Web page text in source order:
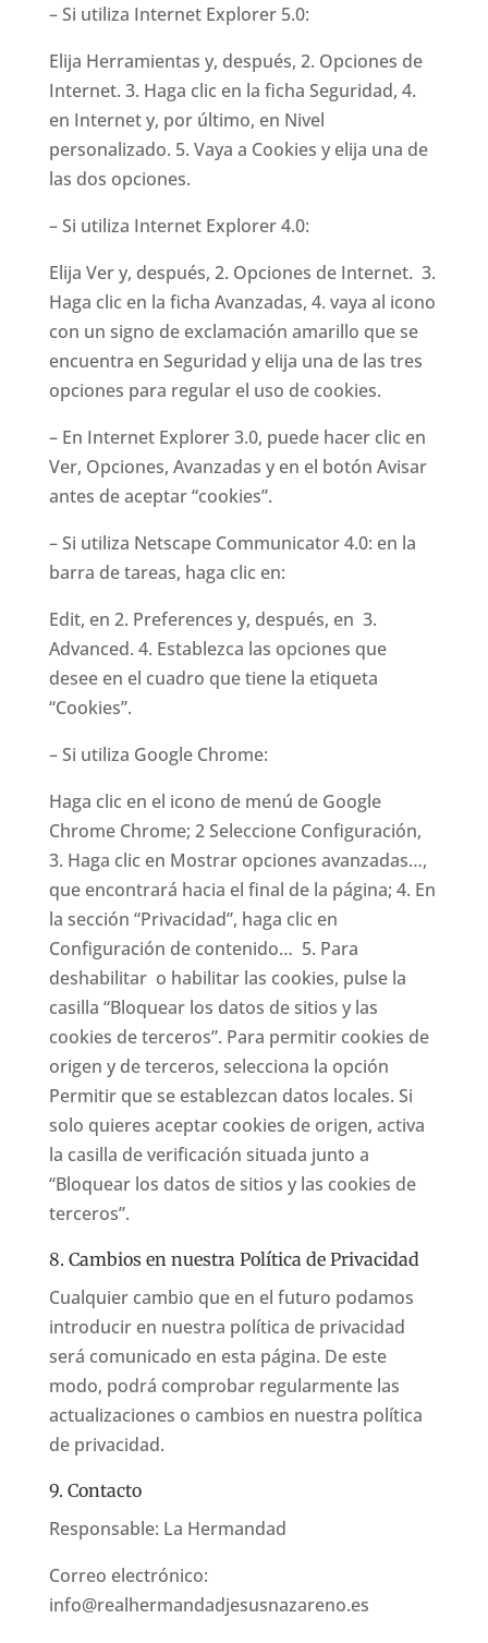
– Si utiliza Internet Explorer 5.0:
Elija Herramientas y, después, 2. Opciones de
Internet. 3. Haga clic en la ficha Seguridad, 4.
en Internet y, por último, en Nivel
personalizado. 5. Vaya a Cookies y elija una de
las dos opciones.
– Si utiliza Internet Explorer 4.0:
Elija Ver y, después, 2. Opciones de Internet. 3.
Haga clic en la ficha Avanzadas, 4. vaya al icono
con un signo de exclamación amarillo que se
encuentra en Seguridad y elija una de las tres
opciones para regular el uso de cookies.
– En Internet Explorer 3.0, puede hacer clic en
Ver, Opciones, Avanzadas y en el botón Avisar
antes de aceptar “cookies”.
– Si utiliza Netscape Communicator 4.0: en la
barra de tareas, haga clic en:
Edit, en 2. Preferences y, después, en 3.
Advanced. 4. Establezca las opciones que
desee en el cuadro que tiene la etiqueta
“Cookies”.
– Si utiliza Google Chrome:
Haga clic en el icono de menú de Google
Chrome Chrome; 2 Seleccione Configuración,
3. Haga clic en Mostrar opciones avanzadas…,
que encontrará hacia el final de la página; 4. En
la sección “Privacidad”, haga clic en
Configuración de contenido… 5. Para
deshabilitar o habilitar las cookies, pulse la
casilla “Bloquear los datos de sitios y las
cookies de terceros”. Para permitir cookies de
origen y de terceros, selecciona la opción
Permitir que se establezcan datos locales. Si
solo quieres aceptar cookies de origen, activa
la casilla de verificación situada junto a
“Bloquear los datos de sitios y las cookies de
terceros”.
8. Cambios en nuestra Política de Privacidad
Cualquier cambio que en el futuro podamos
introducir en nuestra política de privacidad
será comunicado en esta página. De este
modo, podrá comprobar regularmente las
actualizaciones o cambios en nuestra política
de privacidad.
9. Contacto
Responsable: La Hermandad
Correo electrónico:
info@realhermandadjesusnazareno.es